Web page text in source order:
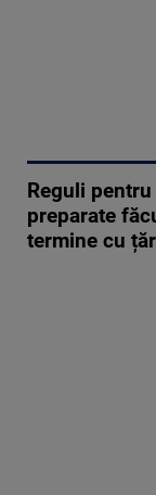
Reguli
preparate
termine cu